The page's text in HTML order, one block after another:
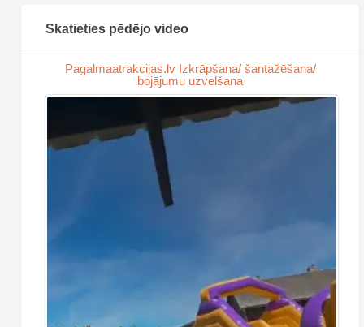
Skatieties pēdējo video
Pagalmaatrakcijas.lv Izkrāpšana/ šantažēšana/
bojājumu uzvelšana